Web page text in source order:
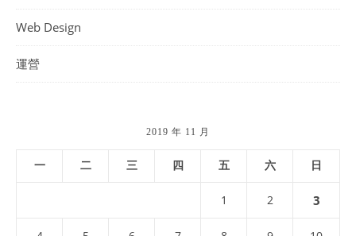
Web Design
運營
2019 年 11 月
一 二 三 四 五 六 日
1 2 3